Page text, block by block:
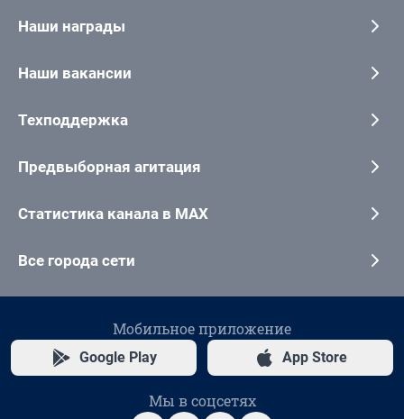
Наши награды
Наши вакансии
Техподдержка
Предвыборная агитация
Статистика канала в MAX
Все города сети
Мобильное приложение
Google Play App Store
Мы в соцсетях